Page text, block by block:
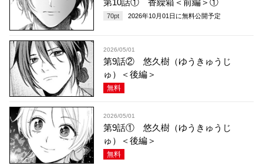
70pt 2026年10月01日 に無料公開予定
2026/05/01
第9話② 悠久樹（ゆうきゅうじ
ゅ）＜後編＞
無料
2026/05/01
第9話① 悠久樹（ゆうきゅうじ
ゅ）＜後編＞
無料